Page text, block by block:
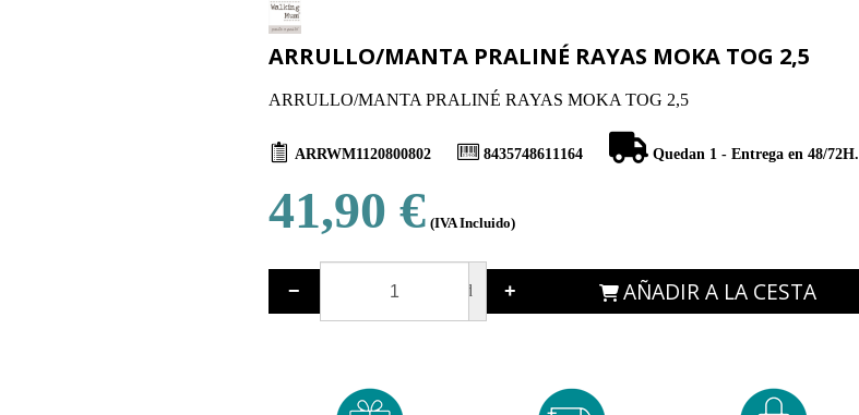
ARRULLO/MANTA PRALINÉ RAYAS MOKA TOG 2,5
ARRULLO/MANTA PRALINÉ RAYAS MOKA TOG 2,5
ARRWM1120800802 8435748611164 Quedan 1 - Entrega en 48/72H.
41,90 € (IVA Incluido)
− ud + AÑADIR A LA CESTA